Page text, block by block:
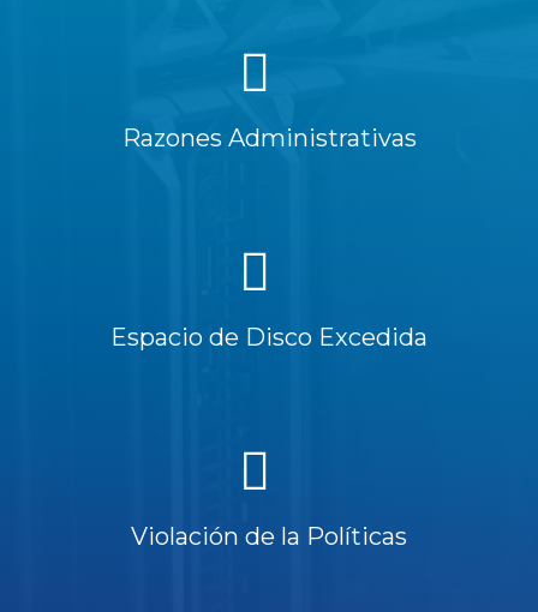
Razones Administrativas
Espacio de Disco Excedida
Violación de la Políticas